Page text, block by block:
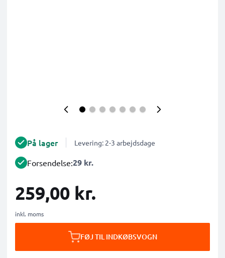
På lager Levering: 2-3 arbejdsdage
Forsendelse:29 kr.
259,00 kr.
inkl. moms
FØJ TIL INDKØBSVOGN